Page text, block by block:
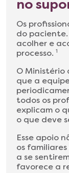
no
Os
do
acolher e
processo. 1
O Ministério
que a
todos os
explicam o
o que deve
Esse apoio
os
a se
favorece a